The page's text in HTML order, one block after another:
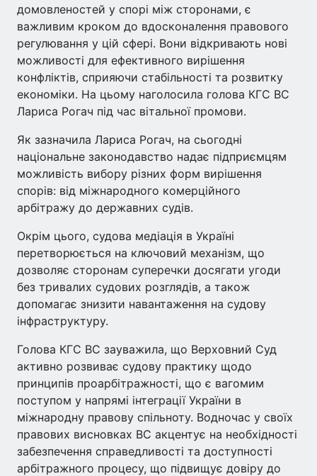
домовленостей у спорі між сторонами, є
важливим кроком до вдосконалення правового
регулювання у цій сфері. Вони відкривають нові
можливості для ефективного вирішення
конфліктів, сприяючи стабільності та розвитку
економіки. На цьому наголосила голова КГС ВС
Лариса Рогач під час вітальної промови.
Як зазначила Лариса Рогач, на сьогодні
національне законодавство надає підприємцям
можливість вибору різних форм вирішення
спорів: від міжнародного комерційного
арбітражу до державних судів.
Окрім цього, судова медіація в Україні
перетворюється на ключовий механізм, що
дозволяє сторонам суперечки досягати угоди
без тривалих судових розглядів, а також
допомагає знизити навантаження на судову
інфраструктуру.
Голова КГС ВС зауважила, що Верховний Суд
активно розвиває судову практику щодо
принципів проарбітражності, що є вагомим
поступом у напрямі інтеграції України в
міжнародну правову спільноту. Водночас у своїх
правових висновках ВС акцентує на необхідності
забезпечення справедливості та доступності
арбітражного процесу, що підвищує довіру до